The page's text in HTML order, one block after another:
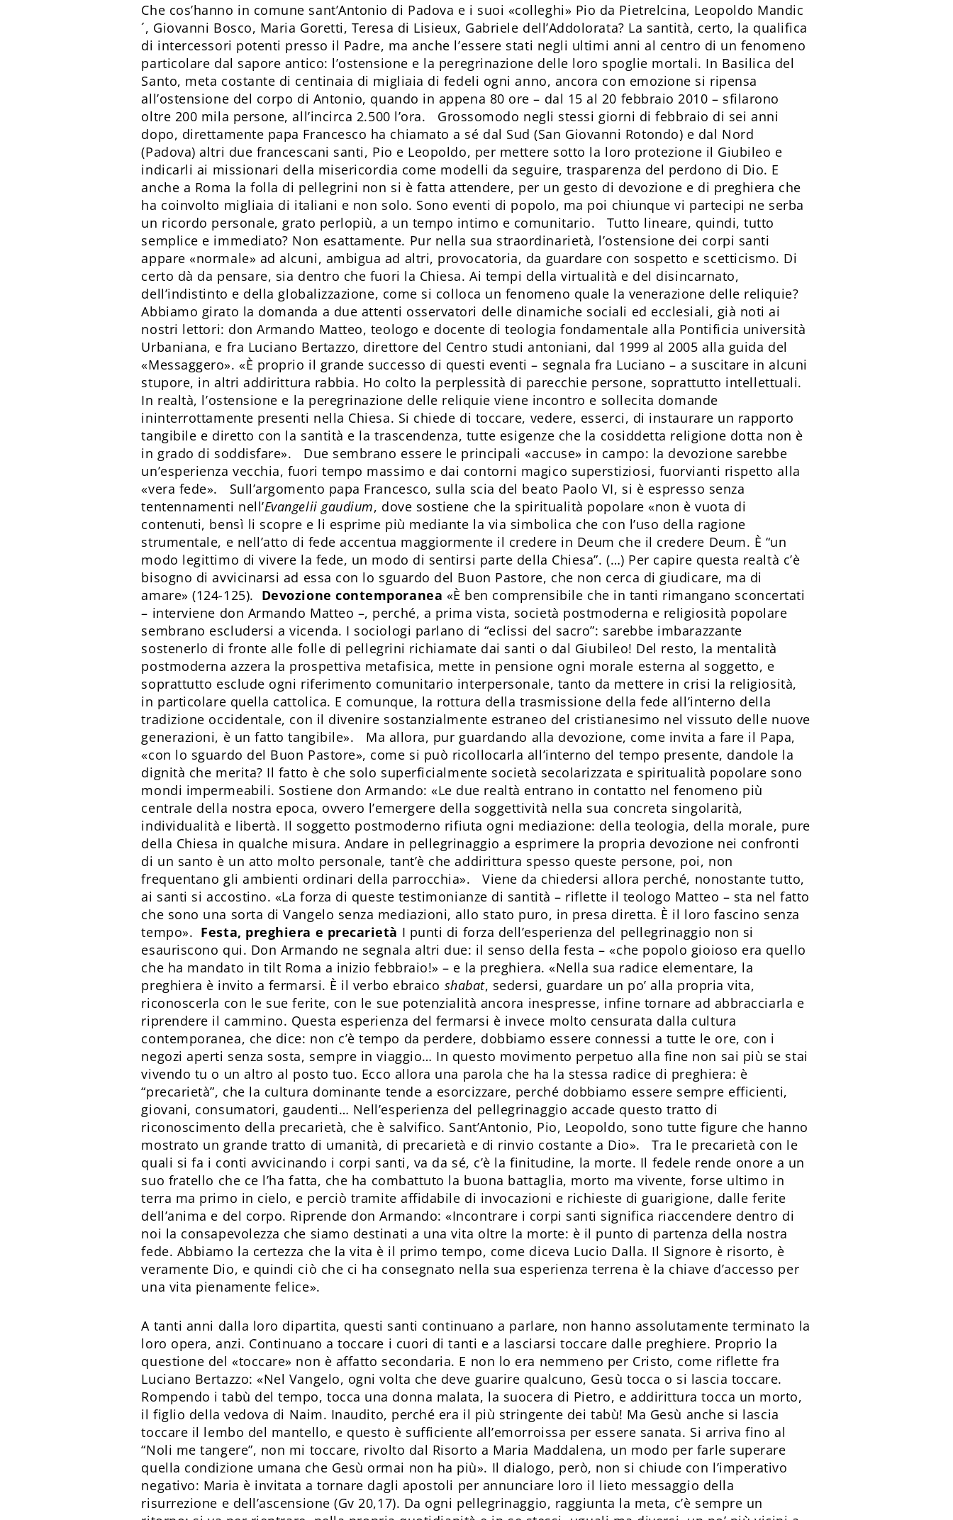
Che cos’hanno in comune sant’Antonio di Padova e i suoi «colleghi» Pio da Pietrelcina, Leopoldo Mandic
´, Giovanni Bosco, Maria Goretti, Teresa di Lisieux, Gabriele dell’Addolorata? La santità, certo, la qualifica
di intercessori potenti presso il Padre, ma anche l’essere stati negli ultimi anni al centro di un fenomeno
particolare dal sapore antico: l’ostensione e la peregrinazione delle loro spoglie mortali. In Basilica del
Santo, meta costante di centinaia di migliaia di fedeli ogni anno, ancora con emozione si ripensa
all’ostensione del corpo di Antonio, quando in appena 80 ore – dal 15 al 20 febbraio 2010 – sfilarono
oltre 200 mila persone, all’incirca 2.500 l’ora. Grossomodo negli stessi giorni di febbraio di sei anni
dopo, direttamente papa Francesco ha chiamato a sé dal Sud (San Giovanni Rotondo) e dal Nord
(Padova) altri due francescani santi, Pio e Leopoldo, per mettere sotto la loro protezione il Giubileo e
indicarli ai missionari della misericordia come modelli da seguire, trasparenza del perdono di Dio. E
anche a Roma la folla di pellegrini non si è fatta attendere, per un gesto di devozione e di preghiera che
ha coinvolto migliaia di italiani e non solo. Sono eventi di popolo, ma poi chiunque vi partecipi ne serba
un ricordo personale, grato perlopiù, a un tempo intimo e comunitario. Tutto lineare, quindi, tutto
semplice e immediato? Non esattamente. Pur nella sua straordinarietà, l’ostensione dei corpi santi
appare «normale» ad alcuni, ambigua ad altri, provocatoria, da guardare con sospetto e scetticismo. Di
certo dà da pensare, sia dentro che fuori la Chiesa. Ai tempi della virtualità e del disincarnato,
dell’indistinto e della globalizzazione, come si colloca un fenomeno quale la venerazione delle reliquie?
Abbiamo girato la domanda a due attenti osservatori delle dinamiche sociali ed ecclesiali, già noti ai
nostri lettori: don Armando Matteo, teologo e docente di teologia fondamentale alla Pontificia università
Urbaniana, e fra Luciano Bertazzo, direttore del Centro studi antoniani, dal 1999 al 2005 alla guida del
«Messaggero». «È proprio il grande successo di questi eventi – segnala fra Luciano – a suscitare in alcuni
stupore, in altri addirittura rabbia. Ho colto la perplessità di parecchie persone, soprattutto intellettuali.
In realtà, l’ostensione e la peregrinazione delle reliquie viene incontro e sollecita domande
ininterrottamente presenti nella Chiesa. Si chiede di toccare, vedere, esserci, di instaurare un rapporto
tangibile e diretto con la santità e la trascendenza, tutte esigenze che la cosiddetta religione dotta non è
in grado di soddisfare». Due sembrano essere le principali «accuse» in campo: la devozione sarebbe
un’esperienza vecchia, fuori tempo massimo e dai contorni magico superstiziosi, fuorvianti rispetto alla
«vera fede». Sull’argomento papa Francesco, sulla scia del beato Pao­lo VI, si è espresso senza
tentennamenti nell’Evangelii gaudium, dove sostiene che la spiritualità popolare «non è vuota di
contenuti, bensì li scopre e li esprime più mediante la via simbolica che con l’uso della ragione
strumentale, e nell’atto di fede accentua maggiormente il credere in Deum che il credere Deum. È “un
modo legittimo di vivere la fede, un modo di sentirsi parte della Chiesa”. (…) Per capire questa real­tà c’è
bisogno di avvicinarsi ad essa con lo sguardo del Buon Pastore, che non cerca di giudicare, ma di
amare» (124-125). Devozione contemporanea «È ben comprensibile che in tanti rimangano sconcertati
– interviene don Armando Matteo –, perché, a prima vista, società postmoderna e religiosità popolare
sembrano escludersi a vicenda. I sociologi parlano di “eclissi del sacro”: sarebbe imbarazzante
sostenerlo di fronte alle folle di pellegrini richiamate dai santi o dal Giubileo! Del resto, la mentalità
postmoderna azzera la prospettiva metafisica, mette in pensione ogni morale esterna al soggetto, e
soprattutto esclude ogni riferimento comunitario interpersonale, tanto da mettere in crisi la religiosità,
in particolare quella cattolica. E comunque, la rottura della trasmissione della fede all’interno della
tradizione occidentale, con il divenire sostanzialmente estraneo del cristianesimo nel vissuto delle nuove
generazioni, è un fatto tangibile». Ma allora, pur guardando alla devozione, come invita a fare il Papa,
«con lo sguardo del Buon Pastore», come si può ricollocarla all’interno del tempo presente, dandole la
dignità che merita? Il fatto è che solo superficialmente società secolarizzata e spiritualità popolare sono
mondi impermeabili. Sostiene don Armando: «Le due realtà entrano in contatto nel fenomeno più
centrale della nostra epoca, ovvero l’emergere della soggettività nella sua concreta singolarità,
individualità e libertà. Il soggetto postmoderno rifiuta ogni mediazione: della teologia, della morale, pure
della Chiesa in qualche misura. Andare in pellegrinaggio a esprimere la propria devozione nei confronti
di un santo è un atto molto personale, tant’è che addirittura spesso queste persone, poi, non
frequentano gli ambienti ordinari della parrocchia». Viene da chiedersi allora perché, nonostante tutto,
ai santi si accostino. «La forza di queste testimonianze di santità – riflette il teologo Matteo – sta nel fatto
che sono una sorta di Vangelo senza mediazioni, allo stato puro, in presa diretta. È il loro fascino senza
tempo». Festa, preghiera e precarietà I punti di forza dell’esperienza del pellegrinaggio non si
esauriscono qui. Don Armando ne segnala altri due: il senso della festa – «che popolo gioioso era quello
che ha mandato in tilt Roma a inizio febbraio!» – e la preghiera. «Nella sua radice elementare, la
preghiera è invito a fermarsi. È il verbo ebraico shabat, sedersi, guardare un po’ alla propria vita,
riconoscerla con le sue ferite, con le sue potenzialità ancora inespresse, infine tornare ad abbracciarla e
riprendere il cammino. Questa esperienza del fermarsi è invece molto censurata dalla cultura
contemporanea, che dice: non c’è tempo da perdere, dobbiamo essere connessi a tutte le ore, con i
negozi aperti senza sosta, sempre in viaggio… In questo movimento perpetuo alla fine non sai più se stai
vivendo tu o un altro al posto tuo. Ecco allora una parola che ha la stessa radice di preghiera: è
“precarietà”, che la cultura dominante tende a esorcizzare, perché dobbiamo essere sempre efficienti,
giovani, consumatori, gaudenti… Nell’esperienza del pellegrinaggio accade questo tratto di
riconoscimento della precarietà, che è salvifico. Sant’Antonio, Pio, Leopoldo, sono tutte figure che hanno
mostrato un grande tratto di umanità, di precarietà e di rinvio costante a Dio». Tra le precarietà con le
quali si fa i conti avvicinando i corpi santi, va da sé, c’è la finitudine, la morte. Il fedele rende onore a un
suo fratello che ce l’ha fatta, che ha combattuto la buona battaglia, morto ma vivente, forse ultimo in
terra ma primo in cielo, e perciò tramite affidabile di invocazioni e richieste di guarigione, dalle ferite
dell’anima e del corpo. Riprende don Armando: «Incontrare i corpi santi significa riaccendere dentro di
noi la consapevolezza che siamo destinati a una vita oltre la morte: è il punto di partenza della nostra
fede. Abbiamo la certezza che la vita è il primo tempo, come diceva Lucio Dalla. Il Signore è risorto, è
veramente Dio, e quindi ciò che ci ha consegnato nella sua esperienza terrena è la chiave d’accesso per
una vita pienamente felice».
A tanti anni dalla loro dipartita, questi santi continuano a parlare, non hanno assolutamente terminato la
loro opera, anzi. Continuano a toccare i cuori di tanti e a lasciarsi toccare dalle preghiere. Proprio la
questione del «toccare» non è affatto secondaria. E non lo era nemmeno per Cristo, come riflette fra
Luciano Bertazzo: «Nel Vangelo, ogni volta che deve guarire qualcuno, Gesù tocca o si lascia toccare.
Rompendo i tabù del tempo, tocca una donna malata, la suocera di Pietro, e addirittura tocca un morto,
il figlio della vedova di Naim. Inaudito, perché era il più stringente dei tabù! Ma Gesù anche si lascia
toccare il lembo del mantello, e questo è sufficiente all’emorroissa per essere sanata. Si arriva fino al
“Noli me tangere”, non mi toccare, rivolto dal Risorto a Maria Maddalena, un modo per farle superare
quella condizione umana che Gesù ormai non ha più». Il dialogo, però, non si chiude con l’imperativo
negativo: Maria è invitata a tornare dagli apostoli per annunciare loro il lieto messaggio della
risurrezione e dell’ascensione (Gv 20,17). Da ogni pellegrinaggio, raggiunta la meta, c’è sempre un